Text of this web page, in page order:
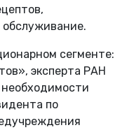
сегменте:
эксперта РАН
по